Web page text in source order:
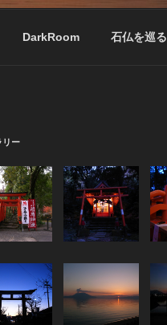
DarkRoom 石仏を巡る
リー